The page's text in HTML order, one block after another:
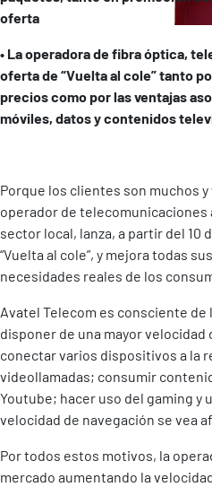
oferta
• La operadora de fibra óptica,
oferta de “Vuelta al cole” tanto
precios como por las ventajas
móviles, datos y contenidos
Porque los clientes son muchos
operador de telecomunicaciones
sector local, lanza, a partir del 10
“Vuelta al cole”, y mejora todas
necesidades reales de los
Avatel Telecom es consciente
disponer de una mayor
conectar varios dispositivos a la
videollamadas; consumir
Youtube; hacer uso del gaming y
velocidad de navegación se vea
Por todos estos motivos, la
mercado aumentando la